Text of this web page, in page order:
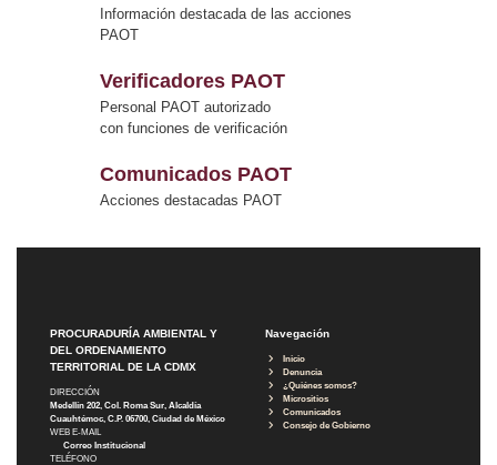
Información destacada de las acciones
PAOT
Verificadores PAOT
Personal PAOT autorizado
con funciones de verificación
Comunicados PAOT
Acciones destacadas PAOT
PROCURADURÍA AMBIENTAL Y
DEL ORDENAMIENTO
TERRITORIAL DE LA CDMX
DIRECCIÓN
Medellín 202, Col. Roma Sur, Alcaldía
Cuauhtémoc, C.P. 06700, Ciudad de México
WEB E-MAIL
Correo Institucional
TELÉFONO
Navegación
Inicio
Denuncia
¿Quiénes somos?
Micrositios
Comunicados
Consejo de Gobierno